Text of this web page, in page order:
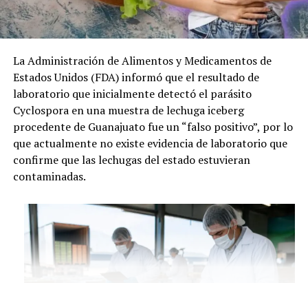
La Administración de Alimentos y Medicamentos de
Estados Unidos (FDA) informó que el resultado de
laboratorio que inicialmente detectó el parásito
Cyclospora en una muestra de lechuga iceberg
procedente de Guanajuato fue un “falso positivo”, por lo
que actualmente no existe evidencia de laboratorio que
confirme que las lechugas del estado estuvieran
contaminadas.